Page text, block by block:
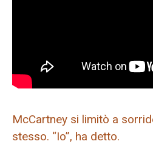
McCartney si limitò a
stesso. “Io”, ha detto.